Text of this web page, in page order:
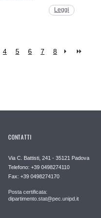
Leggi
4 5 6 7 8
CONTATTI
Via C. Battisti, 241 - 35121 Padova
Telefono: +39 0498274110
Fax: +39 0498274170
Posta certificata:
dipartimento.stat@pec.unipd.it